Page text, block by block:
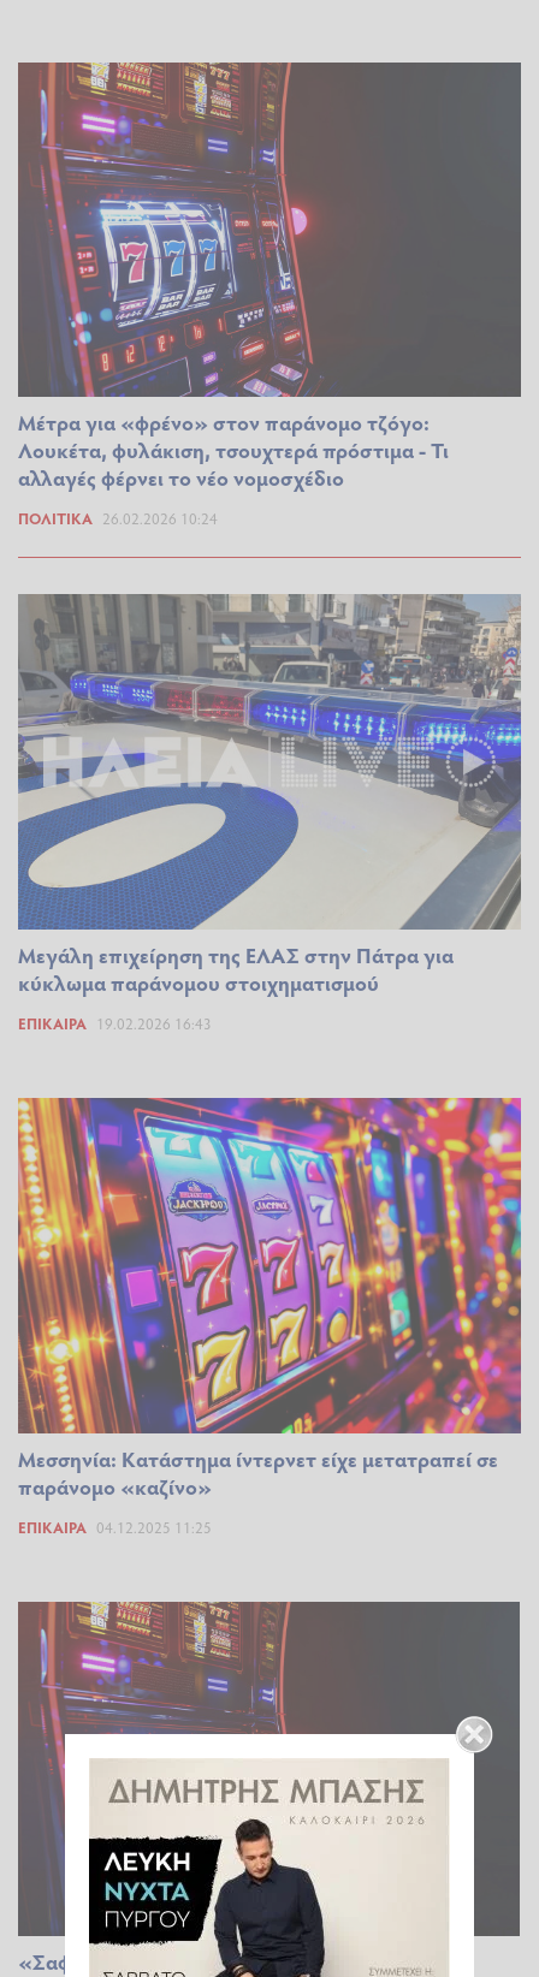
Μέτρα για «φρένο» στον παράνομο τζόγο:
Λουκέτα, φυλάκιση, τσουχτερά πρόστιμα - Τι
αλλαγές φέρνει το νέο νομοσχέδιο
ΠΟΛΙΤΙΚΆ 26.02.2026 10:24
Μεγάλη επιχείρηση της ΕΛΑΣ στην Πάτρα για
κύκλωμα παράνομου στοιχηματισμού
ΕΠΊΚΑΙΡΑ 19.02.2026 16:43
Μεσσηνία: Κατάστημα ίντερνετ είχε μετατραπεί σε
παράνομο «καζίνο»
ΕΠΊΚΑΙΡΑ 04.12.2025 11:25
«Σαφάρι» για τον παράνομο τζόγο: Έρχονται